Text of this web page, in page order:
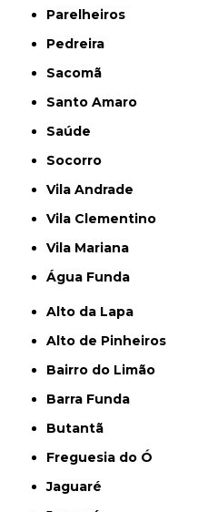
Parelheiros
Pedreira
Sacomã
Santo Amaro
Saúde
Socorro
Vila Andrade
Vila Clementino
Vila Mariana
Água Funda
Alto da Lapa
Alto de Pinheiros
Bairro do Limão
Barra Funda
Butantã
Freguesia do Ó
Jaguaré